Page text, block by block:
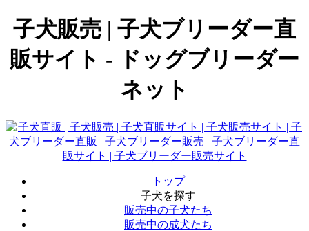
子犬販売 | 子犬ブリーダー直
販サイト - ドッグブリーダー
ネット
トップ
子犬を探す
販売中の子犬たち
販売中の成犬たち